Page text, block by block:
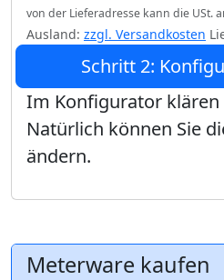
von der Lieferadresse kann die USt.
Ausland: zzgl. Versandkosten
Schritt 2:
Im Konfigurator klären
Natürlich können Sie
ändern.
Meterware kaufen